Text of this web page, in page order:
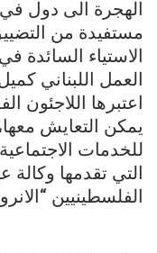
الهجرة الى دول في
مستفيدة من
الاستياء السائدة
العمل اللبناني
اعتبرها اللاجئون
يمكن التعايش
للخدمات
التي تقدمها
الفلسطينيين